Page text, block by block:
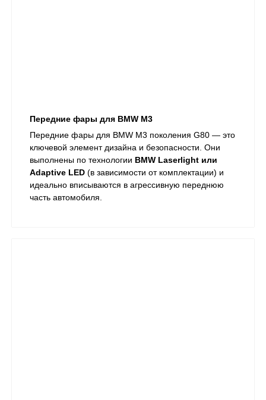
Передние фары для BMW M3
Передние фары для BMW M3 поколения G80 — это
ключевой элемент дизайна и безопасности. Они
выполнены по технологии BMW Laserlight или
Adaptive LED (в зависимости от комплектации) и
идеально вписываются в агрессивную переднюю
часть автомобиля.